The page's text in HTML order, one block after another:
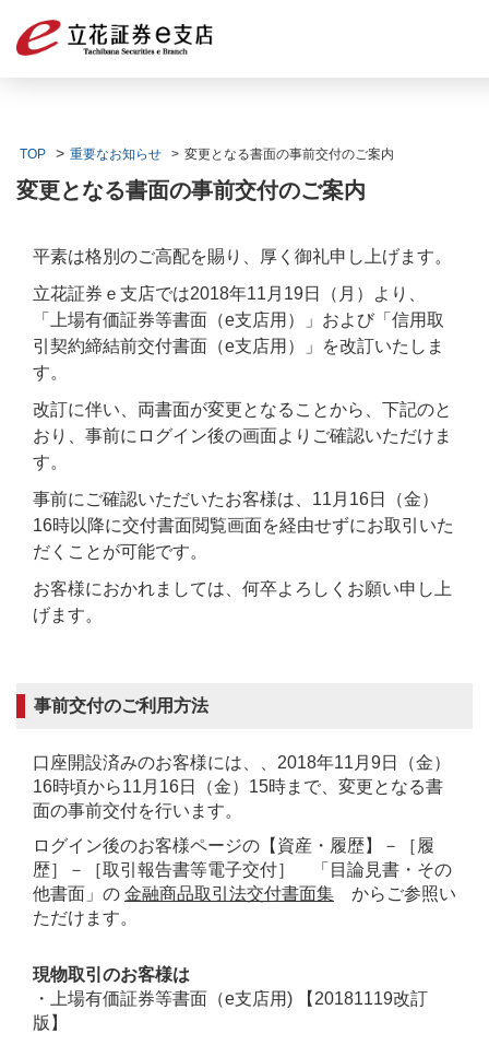
TOP 重要なお知らせ 変更となる書面の事前交付のご案内
変更となる書面の事前交付のご案内
平素は格別のご高配を賜り、厚く御礼申し上げます。
立花証券ｅ支店では2018年11月19日（月）より、
「上場有価証券等書面（e支店用）」および「信用取
引契約締結前交付書面（e支店用）」を改訂いたしま
す。
改訂に伴い、両書面が変更となることから、下記のと
おり、事前にログイン後の画面よりご確認いただけま
す。
事前にご確認いただいたお客様は、11月16日（金）
16時以降に交付書面閲覧画面を経由せずにお取引いた
だくことが可能です。
お客様におかれましては、何卒よろしくお願い申し上
げます。
事前交付のご利用方法
口座開設済みのお客様には、、2018年11月9日（金）
16時頃から11月16日（金）15時まで、変更となる書
面の事前交付を行います。
ログイン後のお客様ページの【資産・履歴】－［履
歴］－［取引報告書等電子交付］ 「目論見書・その
他書面」の 金融商品取引法交付書面集 からご参照い
ただけます。
現物取引のお客様は
・上場有価証券等書面（e支店用) 【20181119改訂
版】